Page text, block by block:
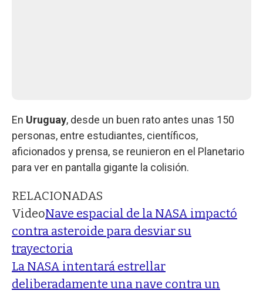
En Uruguay, desde un buen rato antes unas 150
personas, entre estudiantes, científicos,
aficionados y prensa, se reunieron en el Planetario
para ver en pantalla gigante la colisión.
RELACIONADAS
VideoNave espacial de la NASA impactó
contra asteroide para desviar su
trayectoria
La NASA intentará estrellar
deliberadamente una nave contra un